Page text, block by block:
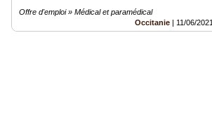
Offre d'emploi » Médical et paramédical
Occitanie
11/06/2021